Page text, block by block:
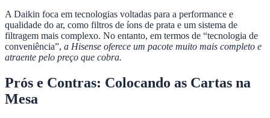
A Daikin foca em tecnologias voltadas para a performance e
qualidade do ar, como filtros de íons de prata e um sistema de
filtragem mais complexo. No entanto, em termos de “tecnologia de
conveniência”, a Hisense oferece um pacote muito mais completo e
atraente pelo preço que cobra.
Prós e Contras: Colocando as Cartas na
Mesa